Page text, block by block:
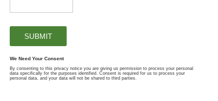
We Need Your Consent
By consenting to this privacy notice you are giving us permission to process your personal
data specifically for the purposes identified. Consent is required for us to process your
personal data, and your data will not be shared to third parties.